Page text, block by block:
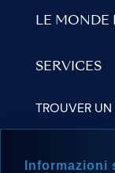
LE MONDE
SERVICES
TROUVER